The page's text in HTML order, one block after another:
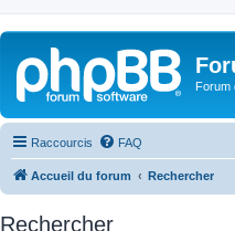
Forum
Raccourcis FAQ
Accueil du forum Rechercher
Rechercher